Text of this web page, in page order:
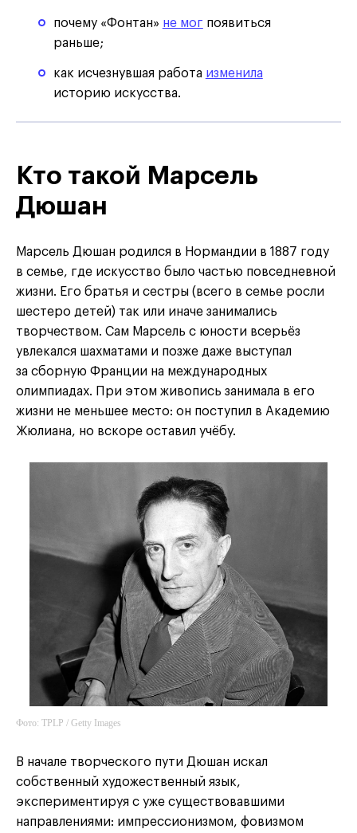
почему «Фонтан» не мог появиться
раньше;
как исчезнувшая работа изменила
историю искусства.
Кто такой Марсель
Дюшан
Марсель Дюшан родился в Нормандии в 1887 году
в семье, где искусство было частью повседневной
жизни. Его братья и сестры (всего в семье росли
шестеро детей) так или иначе занимались
творчеством. Сам Марсель с юности всерьёз
увлекался шахматами и позже даже выступал
за сборную Франции на международных
олимпиадах. При этом живопись занимала в его
жизни не меньшее место: он поступил в Академию
Жюлиана, но вскоре оставил учёбу.
Фото: TPLP / Getty Images
В начале творческого пути Дюшан искал
собственный художественный язык,
экспериментируя с уже существовавшими
направлениями: импрессионизмом, фовизмом